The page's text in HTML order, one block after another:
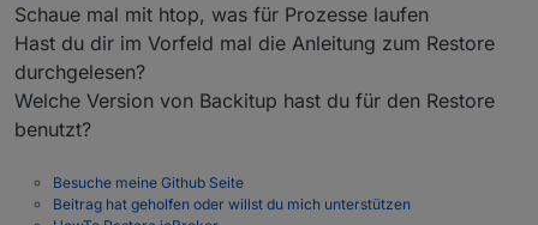
Habe ich eben gerade gemacht - nun ist das
Webinterface nicht mehr erreichbar. Ich habe aber
übelst viel Netzwerk Traffic und das ist ein NUC,
außer dem Betriebssystem und ioB noch nichts
worden)
Schaue mal mit htop, was für Prozesse laufen
Hast du dir im Vorfeld mal die Anleitung zum Restore
durchgelesen?
Welche Version von Backitup hast du für den Restore
benutzt?
Besuche meine Github Seite
Beitrag hat geholfen oder willst du mich unterstützen